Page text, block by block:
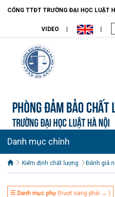
CỔNG TTĐT TRƯỜNG ĐẠI HỌC LUẬT
VIDEO
Phòng Đảm bảo chất
TRƯỜNG ĐẠI HỌC LUẬT HÀ NỘI
Danh mục chính
Kiểm định chất lượng Đánh giá
☰ Danh mục phụ (trượt sang phải → )